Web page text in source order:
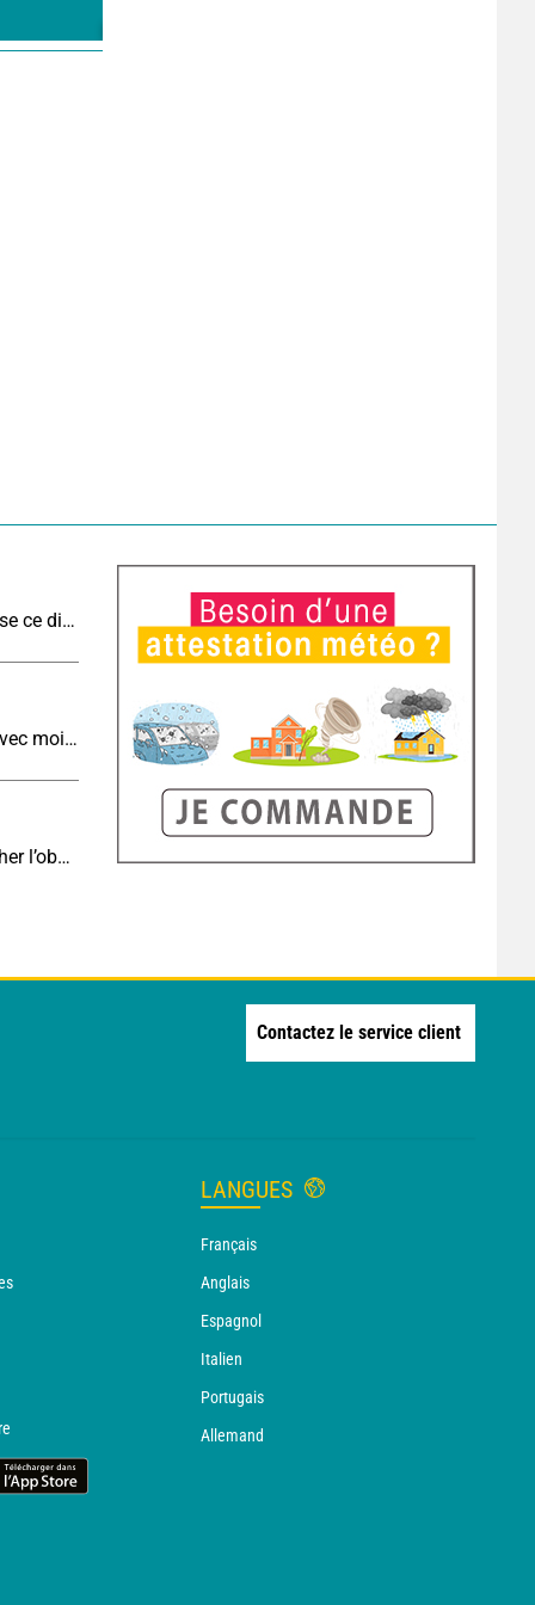
Météo aujourd'hui : ambiance tropicale et orageuse ce dimanche
Météo de demain : un lundi toujours très chaud avec moins d'orages qu'aujourd'hui
Eclipse J-4 : le brouillard côtier du soir peut-il gâcher l’observation de l’éclipse à la plage ?
Contactez le service client
LANGUES
Français
Anglais
Espagnol
Italien
Portugais
Allemand